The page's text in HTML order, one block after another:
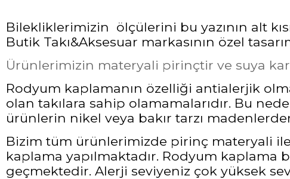
Bilekliklerimizin ölçülerini bu yazının alt
Butik Takı&Aksesuar markasının özel
Ürünlerimizin materyali pirinçtir ve suya
Rodyum kaplamanın özelliği antialerjik
olan takılara sahip olamamalarıdır. Bu
ürünlerin nikel veya bakır tarzı
Bizim tüm ürünlerimizde pirinç materyali ile
kaplama yapılmaktadır. Rodyum kaplama
geçmektedir. Alerji seviyeniz çok yüksek